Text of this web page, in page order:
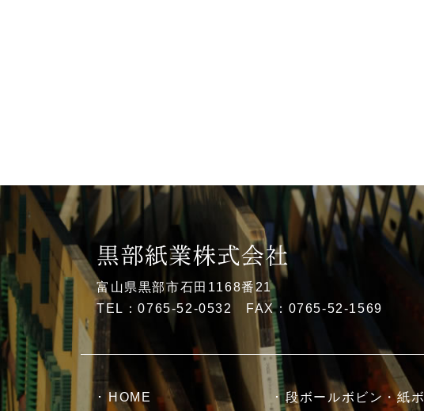
富山県黒部市石田1168番21
TEL：0765-52-0532 FAX：0765-52-1569
HOME 段ボールボビン・紙ボ